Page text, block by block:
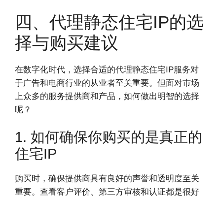
四、代理静态住宅IP的选
择与购买建议
在数字化时代，选择合适的代理静态住宅IP服务对
于广告和电商行业的从业者至关重要。但面对市场
上众多的服务提供商和产品，如何做出明智的选择
呢？
1. 如何确保你购买的是真正的
住宅IP
购买时，确保提供商具有良好的声誉和透明度至关
重要。查看客户评价、第三方审核和认证都是很好